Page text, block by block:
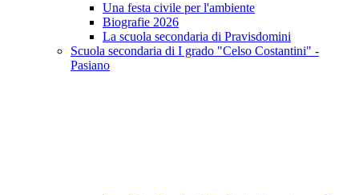
Una festa civile per l'ambiente
Biografie 2026
La scuola secondaria di Pravisdomini
Scuola secondaria di I grado "Celso Costantini" -
Pasiano